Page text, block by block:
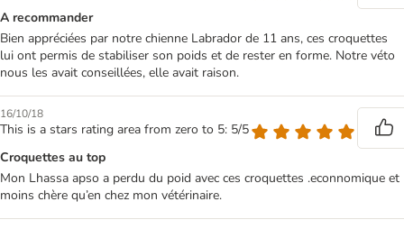
A recommander
Bien appréciées par notre chienne Labrador de 11 ans, ces croquettes
lui ont permis de stabiliser son poids et de rester en forme. Notre véto
nous les avait conseillées, elle avait raison.
16/10/18
This is a stars rating area from zero to 5: 5/5
Croquettes au top
Mon Lhassa apso a perdu du poid avec ces croquettes .econnomique et
moins chère qu’en chez mon vétérinaire.